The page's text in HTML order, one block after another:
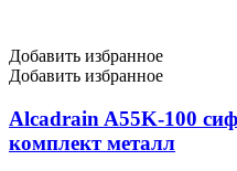
Добавить избранное
Добавить избранное
Alcadrain A55K-100
комплект металл